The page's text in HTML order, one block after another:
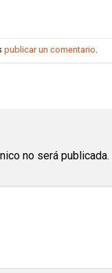
publicar un comentario
no será publicada.